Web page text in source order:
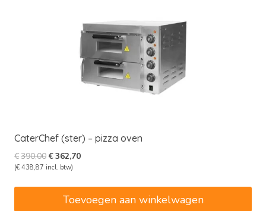
CaterChef (ster) – pizza oven
€390,00Oorspronkelijke
prijs
€362,70Huidige
(€ 438,87 incl. btw)
Toevoegen aan winkelwagen